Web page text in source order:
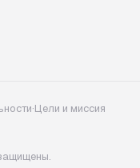
·Цели и миссия